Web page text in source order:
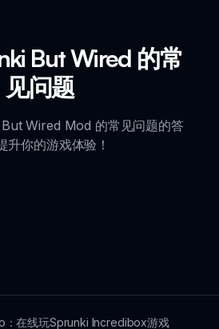
But Wired 的常
见问题
Wired Mod 的常见问题的答
升你的游戏体验！
：在线玩Sprunki Incredibox游戏